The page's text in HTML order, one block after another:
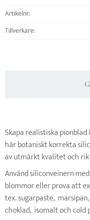
Artikelnr
Tillverkare
Skapa realistiska
här botaniskt korrekta
av utmärkt kvalitet och
Använd siliconveinern
blommor eller prova att
tex. sugarpaste,
choklad, isomalt och